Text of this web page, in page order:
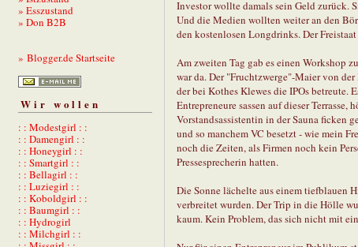
» Esszustand
» Don B2B
» Blogger.de Startseite
Wir wollen
: : Modestgirl : :
: : Damengirl : :
: : Honeygirl : :
: : Smartgirl : :
: : Bellagirl : :
: : Luziegirl : :
: : Koboldgirl : :
: : Baumgirl : :
: : Hydrogirl
: : Milchgirl : :
Investor wollte damals sein Geld zurück.
Und die Medien wollten weiter an den
den kostenlosen Longdrinks. Der
Am zweiten Tag gab es einen Workshop
war da. Der "Fruchtzwerge"-Maier von
der bei Kothes Klewes die IPOs betreute.
Entrepreneure sassen auf dieser
Vorstandsassistentin in der Sauna ficken
und so manchem VC besetzt - wie mein
noch die Zeiten, als Firmen noch kein
Pressesprecherin hatten.
Die Sonne lächelte aus einem tiefblauen
verbreitet wurden. Der Trip in die Hölle
kaum. Kein Problem, das sich nicht mit